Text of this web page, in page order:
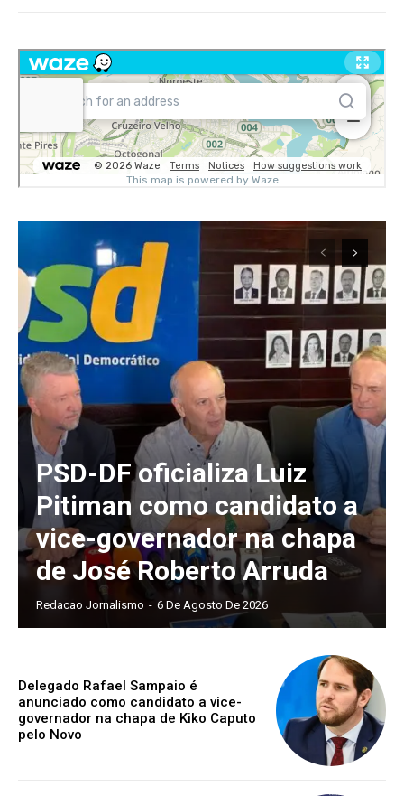
PSD-DF oficializa Luiz
Pitiman como candidato a
vice-governador na chapa
de José Roberto Arruda
Redacao Jornalismo - 6 De Agosto De 2026
Delegado Rafael Sampaio é
anunciado como candidato a vice-
governador na chapa de Kiko Caputo
pelo Novo